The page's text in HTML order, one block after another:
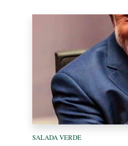
SALADA VERDE